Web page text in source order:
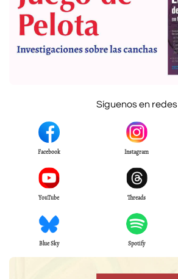
Síguenos en redes
Facebook Instagram
YouTube Threads
Blue Sky Spotify